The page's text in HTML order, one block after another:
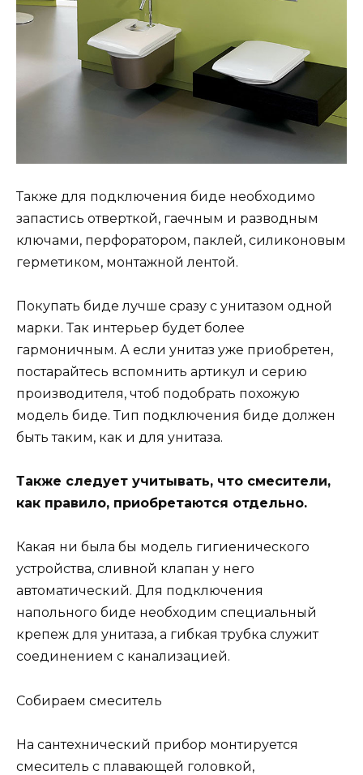
Также для подключения биде необходимо
запастись отверткой, гаечным и разводным
ключами, перфоратором, паклей, силиконовым
герметиком, монтажной лентой.
Покупать биде лучше сразу с унитазом одной
марки. Так интерьер будет более
гармоничным. А если унитаз уже приобретен,
постарайтесь вспомнить артикул и серию
производителя, чтоб подобрать похожую
модель биде. Тип подключения биде должен
быть таким, как и для унитаза.
Также следует учитывать, что смесители,
как правило, приобретаются отдельно.
Какая ни была бы модель гигиенического
устройства, сливной клапан у него
автоматический. Для подключения
напольного биде необходим специальный
крепеж для унитаза, а гибкая трубка служит
соединением с канализацией.
Собираем смеситель
На сантехнический прибор монтируется
смеситель с плавающей головкой,